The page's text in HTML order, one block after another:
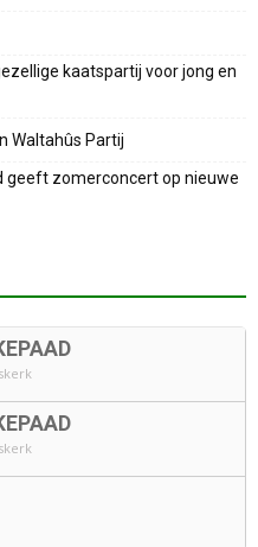
kaatspartij voor jong en
Waltahûs Partij
geeft zomerconcert op nieuwe